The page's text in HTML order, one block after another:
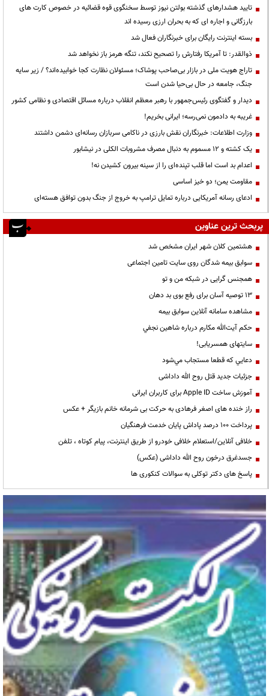
تایید هشدارهای گذشته بولتن نیوز توسط سخنگوی قوه قضائیه در خصوص کارت های
بارزگانی و اجاره ای که به بحران ارزی رسیده اند
بسته اینترنت رایگان برای خبرنگاران فعال شد
ذوالقدر: تا آمریکا رفتارش را تصحیح نکند، تنگه هرمز باز نخواهد شد
تاراج هویت ملی در بازار بی‌صاحب پوشاک؛ مسئولان نظارت کجا خوابیده‌اند؟ / زیر سایه
جنگ، جامعه در حال بی‌حیا شدن است
دیدار و گفتگوی رئیس‌جمهور با رهبر معظم انقلاب درباره مسائل اقتصادی و نظامی کشور
غریبه به دادمون نمی‌رسه؛ ایرانی بخریم!
وزارت اطلاعات: خبرنگاران نقش بارزی در ناکامی سربازان رسانه‌ای دشمن داشتند
یک کشته و ۱۲ مسموم به دنبال مصرف مشروبات الکلی در نیشابور
اعدام بد است اما قلب تپنده‌ای را از سینه بیرون کشیدن نه!
مقاومت یمن؛ دو خیز اساسی
ادعای رسانه آمریکایی درباره تمایل ترامپ به خروج از جنگ بدون توافق هسته‌ای
پربحث ترین عناوین
هشتمین کلان شهر ایران مشخص شد
سوابق بیمه شدگان روی سایت تامین اجتماعی
همجنس گرایی در شبکه من و تو
13 توصیه آسان برای رفع بوی بد دهان
مشاهده سامانه آنلاين سوابق بیمه
حكم آيت‌الله مكارم درباره شاهين نجفي
سایتهای همسریابی!
دعايي كه قطعا مستجاب مي‌شود
جزئیات جدید قتل روح الله داداشی
آموزش ساخت Apple ID برای کاربران ایرانی
راز خنده های اصغر فرهادی به حرکت بی شرمانه خانم بازیگر + عکس
پرداخت ۱۰۰ درصد پاداش پایان خدمت فرهنگیان
خلافی آنلاین/استعلام خلافی خودرو از طریق اینترنت، پیام کوتاه ، تلفن
جسدغرق درخون روح الله داداشی (عکس)
پاسخ های دکتر توکلی به سوالات کنکوری ها